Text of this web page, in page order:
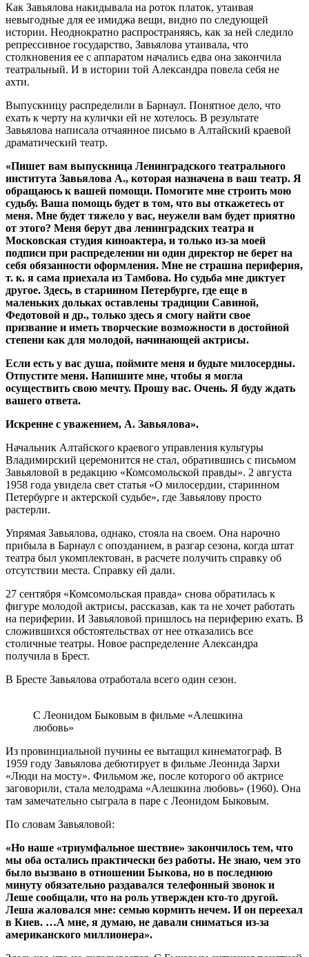
Как Завьялова накидывала на роток платок, утаивая
невыгодные для ее имиджа вещи, видно по следующей
истории. Неоднократно распространяясь, как за ней следило
репрессивное государство, Завьялова утаивала, что
столкновения ее с аппаратом начались едва она закончила
театральный. И в истории той Александра повела себя не
ахти.
Выпускницу распределили в Барнаул. Понятное дело, что
ехать к черту на кулички ей не хотелось. В результате
Завьялова написала отчаянное письмо в Алтайский краевой
драматический театр.
«Пишет вам выпускница Ленинградского театрального
института Завьялова А., которая назначена в ваш театр. Я
обращаюсь к вашей помощи. Помогите мне строить мою
судьбу. Ваша помощь будет в том, что вы откажетесь от
меня. Мне будет тяжело у вас, неужели вам будет приятно
от этого? Меня берут два ленинградских театра и
Московская студия киноактера, и только из-за моей
подписи при распределении ни один директор не берет на
себя обязанности оформления. Мне не страшна периферия,
т. к. я сама приехала из Тамбова. Но судьба мне диктует
другое. Здесь, в старинном Петербурге, где еще в
маленьких дольках оставлены традиции Савиной,
Федотовой и др., только здесь я смогу найти свое
призвание и иметь творческие возможности в достойной
степени как для молодой, начинающей актрисы.
Если есть у вас душа, поймите меня и будьте милосердны.
Отпустите меня. Напишите мне, чтобы я могла
осуществить свою мечту. Прошу вас. Очень. Я буду ждать
вашего ответа.
Искренне с уважением, А. Завьялова».
Начальник Алтайского краевого управления культуры
Владимирский церемонится не стал, обратившись с письмом
Завьяловой в редакцию «Комсомольской правды». 2 августа
1958 года увидела свет статья «О милосердии, старинном
Петербурге и актерской судьбе», где Завьялову просто
растерли.
Упрямая Завьялова, однако, стояла на своем. Она нарочно
прибыла в Барнаул с опозданием, в разгар сезона, когда штат
театра был укомплектован, в расчете получить справку об
отсутствии места. Справку ей дали.
27 сентября «Комсомольская правда» снова обратилась к
фигуре молодой актрисы, рассказав, как та не хочет работать
на периферии. И Завьяловой пришлось на периферию ехать. В
сложившихся обстоятельствах от нее отказались все
столичные театры. Новое распределение Александра
получила в Брест.
В Бресте Завьялова отработала всего один сезон.
С Леонидом Быковым в фильме «Алешкина
любовь»
Из провинциальной пучины ее вытащил кинематограф. В
1959 году Завьялова дебютирует в фильме Леонида Зархи
«Люди на мосту». Фильмом же, после которого об актрисе
заговорили, стала мелодрама «Алешкина любовь» (1960). Она
там замечательно сыграла в паре с Леонидом Быковым.
По словам Завьяловой:
«Но наше «триумфальное шествие» закончилось тем, что
мы оба остались практически без работы. Не знаю, чем это
было вызвано в отношении Быкова, но в последнюю
минуту обязательно раздавался телефонный звонок и
Леше сообщали, что на роль утвержден кто-то другой.
Леша жаловался мне: семью кормить нечем. И он переехал
в Киев. …А мне, я думаю, не давали сниматься из-за
американского миллионера».